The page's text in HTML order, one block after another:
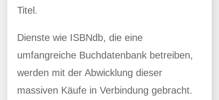
Titel.
Dienste wie ISBNdb, die eine
umfangreiche Buchdatenbank betreiben,
werden mit der Abwicklung dieser
massiven Käufe in Verbindung gebracht.